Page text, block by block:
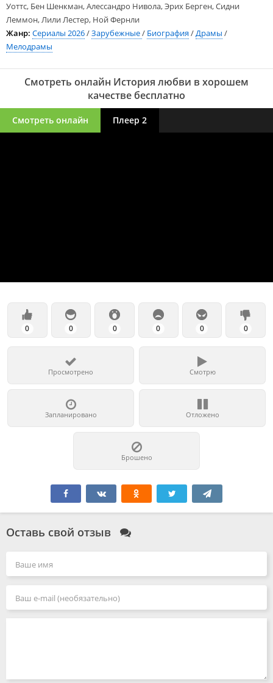
Уоттс, Бен Шенкман, Алессандро Нивола, Эрих Берген, Сидни
Леммон, Лили Лестер, Ной Фернли
Жанр: Сериалы 2026/Зарубежные/ Биография/Драмы /
Мелодрамы
Смотреть онлайн История любви в хорошем
качестве бесплатно
Смотреть онлайн Плеер 2
0 0 0 0 0 0
Просмотрено Смотрю
Запланировано Отложено
Брошено
Оставь свой отзыв